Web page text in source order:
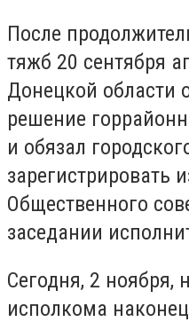
После
тяжб 20 сентября
Донецкой области
решение
и обязал
зарегистрировать
Общественного
заседании
Сегодня, 2 ноября,
исполкома